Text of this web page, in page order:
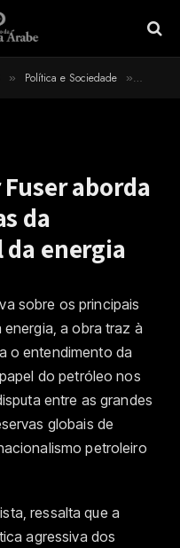
» Política e Sociedade »
aborda
da
energia
sobre os principais
a obra traz à
o entendimento da
do petróleo nos
entre as grandes
globais de
petroleiro
ressalta que a
agressiva dos